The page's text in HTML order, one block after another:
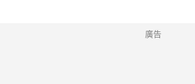
廣告